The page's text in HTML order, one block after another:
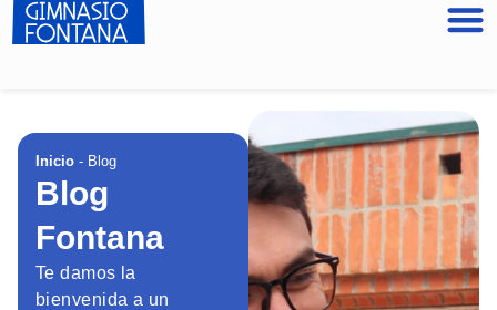
Inicio - Blog
Blog
Fontana
Te damos la
bienvenida a un